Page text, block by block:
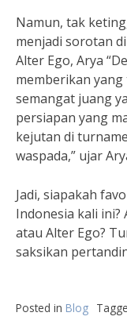
Namun, tak
menjadi sorotan
Alter Ego, Arya
memberikan
semangat juang
persiapan yang
kejutan di
waspada,” ujar
Jadi, siapakah
Indonesia kali ini?
atau Alter Ego?
saksikan
Posted in Blog